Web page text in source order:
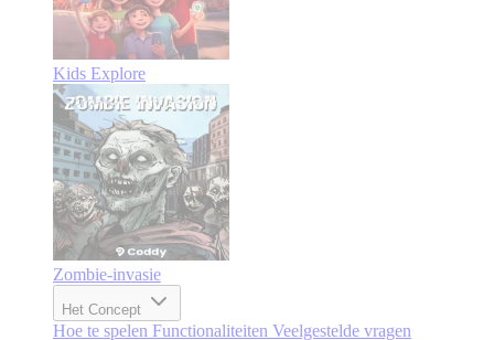
Kids Explore
Zombie-invasie
Het Concept
Hoe te spelen Functionaliteiten Veelgestelde vragen